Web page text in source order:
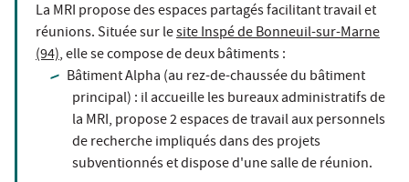
La MRI propose des espaces partagés facilitant travail et
réunions. Située sur lesite Inspé de Bonneuil-sur-Marne
(94), elle se compose de deux bâtiments :
Bâtiment Alpha (au rez-de-chaussée du bâtiment
principal) : il accueille les bureaux administratifs de
la MRI, propose 2 espaces de travail aux personnels
de recherche impliqués dans des projets
subventionnés et dispose d'une salle de réunion.